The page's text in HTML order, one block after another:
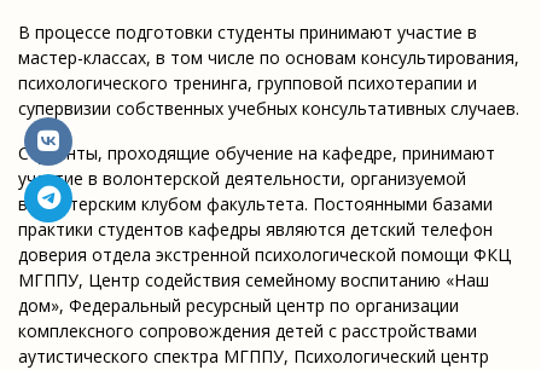
В процессе подготовки студенты принимают участие в
мастер-классах, в том числе по основам консультирования,
психологического тренинга, групповой психотерапии и
супервизии собственных учебных консультативных случаев.
Студенты, проходящие обучение на кафедре, принимают
участие в волонтерской деятельности, организуемой
волонтерским клубом факультета. Постоянными базами
практики студентов кафедры являются детский телефон
доверия отдела экстренной психологической помощи ФКЦ
МГППУ, Центр содействия семейному воспитанию «Наш
дом», Федеральный ресурсный центр по организации
комплексного сопровождения детей с расстройствами
аутистического спектра МГППУ, Психологический центр